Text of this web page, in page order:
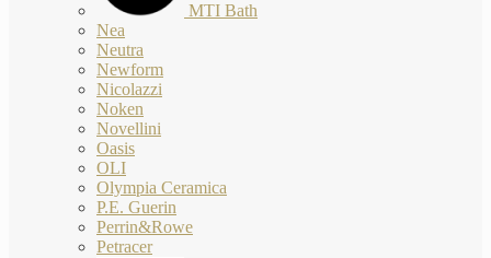
MTI Bath
Nea
Neutra
Newform
Nicolazzi
Noken
Novellini
Oasis
OLI
Olympia Ceramica
P.E. Guerin
Perrin&Rowe
Petracer